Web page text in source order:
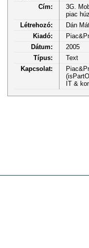
Cím:
3G.
piac
Létrehozó:
Dán
Kiadó:
Dátum:
2005
Típus:
Text
Kapcsolat:
IT &